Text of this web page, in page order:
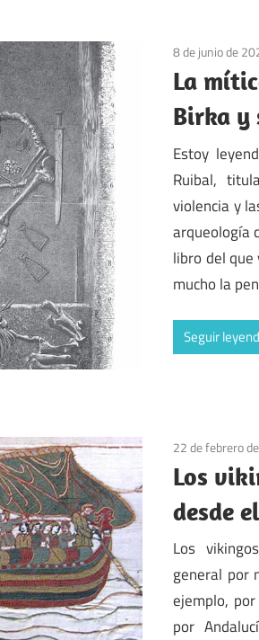
8 de junio de
La
Birka y
Estoy
Ruibal,
violencia y
arqueología
libro del
mucho la
Seguir
22 de febrero
Los
desde
Los
general por
ejemplo,
por